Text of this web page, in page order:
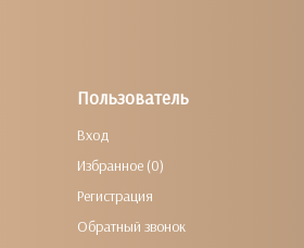
Пользователь
Вход
Избранное (0)
Регистрация
Обратный звонок